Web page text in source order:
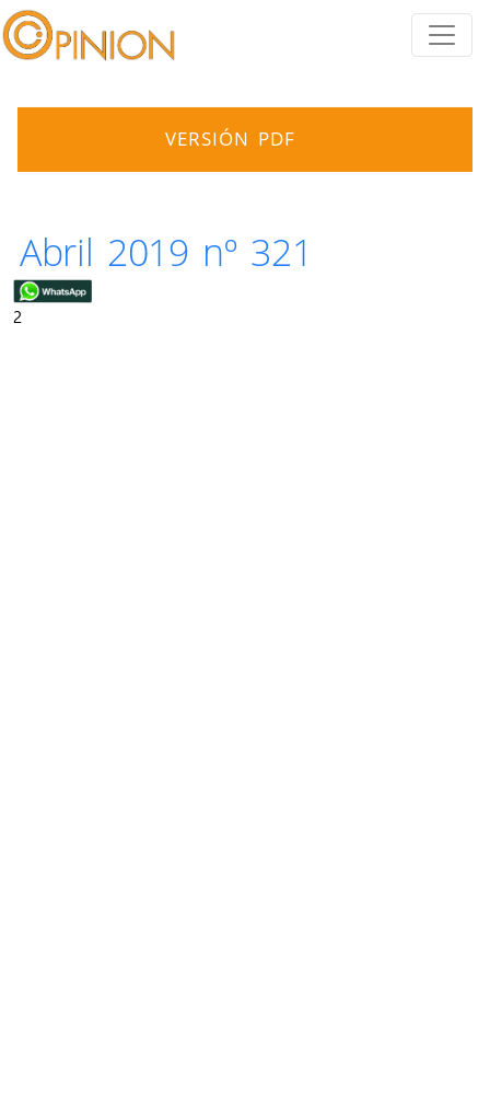
VERSIÓN PDF
Abril 2019 nº 321
2